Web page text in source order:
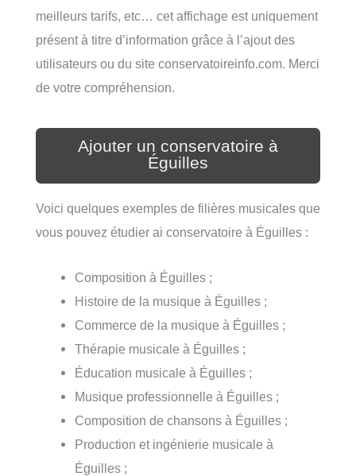
meilleurs tarifs, etc… cet affichage est uniquement
présent à titre d’information grâce à l’ajout des
utilisateurs ou du site conservatoireinfo.com. Merci
de votre compréhension.
Ajouter un conservatoire à
Éguilles
Voici quelques exemples de filières musicales que
vous pouvez étudier ai conservatoire à Éguilles :
Composition à Éguilles ;
Histoire de la musique à Éguilles ;
Commerce de la musique à Éguilles ;
Thérapie musicale à Éguilles ;
Éducation musicale à Éguilles ;
Musique professionnelle à Éguilles ;
Composition de chansons à Éguilles ;
Production et ingénierie musicale à
Éguilles ;